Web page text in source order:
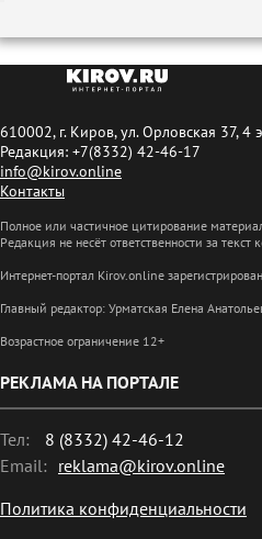
610002, г. Киров, ул. Орловская 37, 4
Редакция: +7(8332) 42-46-17
info@kirov.online
Контакты
Полное или частичное цитирование
Редакция не несёт ответственности за
Интернет-портал Kirov.online
Главный редактор: Урматская Елена
Возрастное ограничение 12+
РЕКЛАМА НА ПОРТАЛЕ
Тел:
8 (8332) 42-46-12
Email: reklama@kirov.online
Политика конфиденциальности